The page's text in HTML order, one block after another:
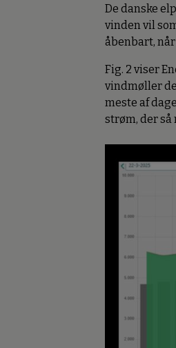
De danske
vinden vil
åbenbart, når
Fig. 2 viser
vindmøller
meste af
strøm, der så